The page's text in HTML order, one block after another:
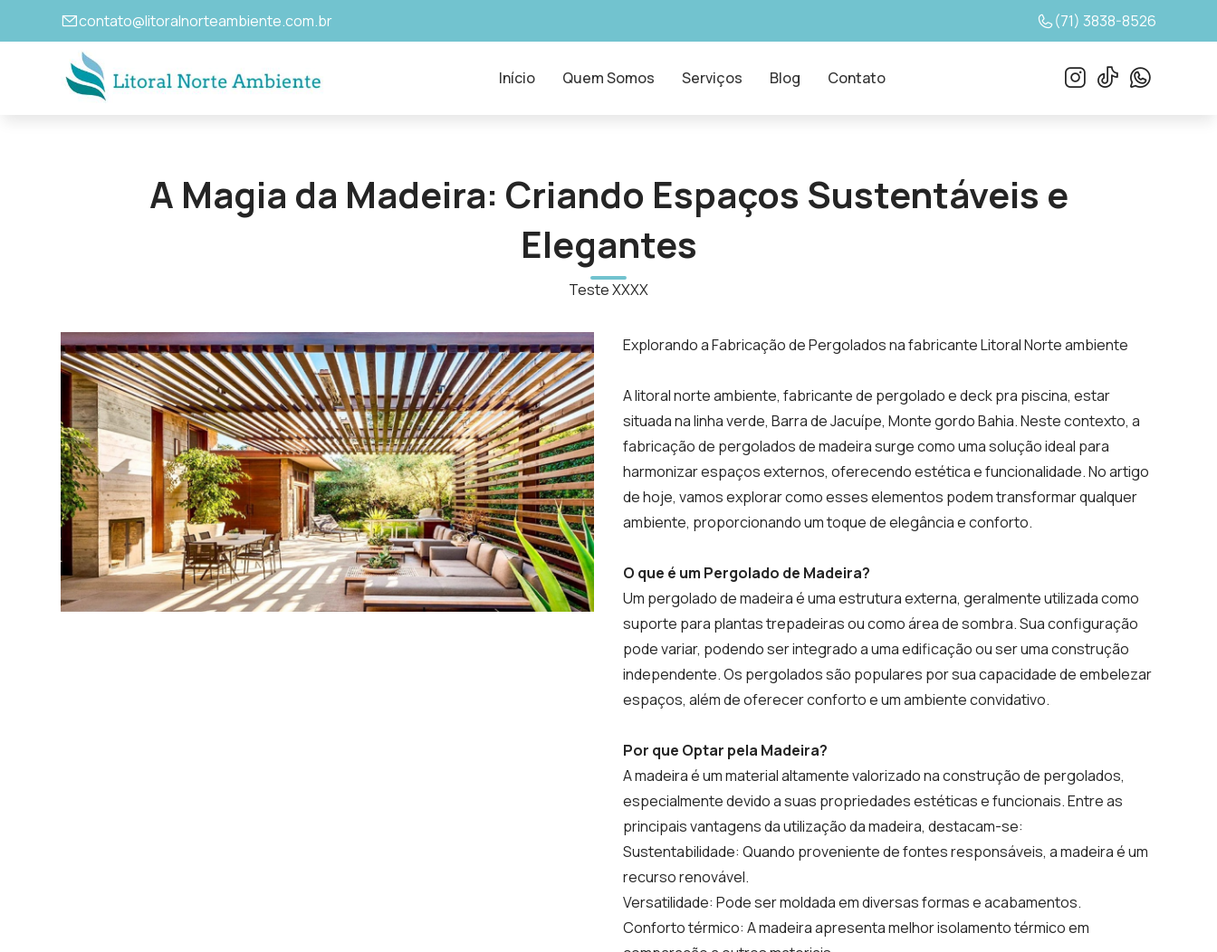
contato@litoralnorteambiente.com.br (71) 3838-8526
Início Quem Somos Serviços Blog Contato
A Magia da Madeira: Criando Espaços Sustentáveis e
Elegantes
Teste XXXX
Explorando a Fabricação de Pergolados na fabricante Litoral Norte ambiente
A litoral norte ambiente, fabricante de pergolado e deck pra piscina, estar
situada na linha verde, Barra de Jacuípe, Monte gordo Bahia. Neste contexto, a
fabricação de pergolados de madeira surge como uma solução ideal para
harmonizar espaços externos, oferecendo estética e funcionalidade. No artigo
de hoje, vamos explorar como esses elementos podem transformar qualquer
ambiente, proporcionando um toque de elegância e conforto.
O que é um Pergolado de Madeira?
Um pergolado de madeira é uma estrutura externa, geralmente utilizada como
suporte para plantas trepadeiras ou como área de sombra. Sua configuração
pode variar, podendo ser integrado a uma edificação ou ser uma construção
independente. Os pergolados são populares por sua capacidade de embelezar
espaços, além de oferecer conforto e um ambiente convidativo.
Por que Optar pela Madeira?
A madeira é um material altamente valorizado na construção de pergolados,
especialmente devido a suas propriedades estéticas e funcionais. Entre as
principais vantagens da utilização da madeira, destacam-se:
Sustentabilidade: Quando proveniente de fontes responsáveis, a madeira é um
recurso renovável.
Versatilidade: Pode ser moldada em diversas formas e acabamentos.
Conforto térmico: A madeira apresenta melhor isolamento térmico em